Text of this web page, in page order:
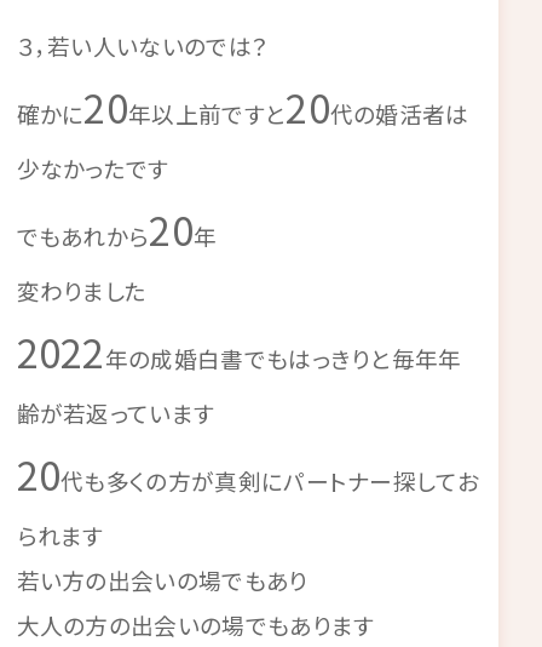
３，若い人いないのでは？
確かに20年以上前ですと20代の婚活者は
少なかったです
でもあれから20年
変わりました
2022年の成婚白書でもはっきりと毎年年
齢が若返っています
20代も多くの方が真剣にパートナー探してお
られます
若い方の出会いの場でもあり
大人の方の出会いの場でもあります